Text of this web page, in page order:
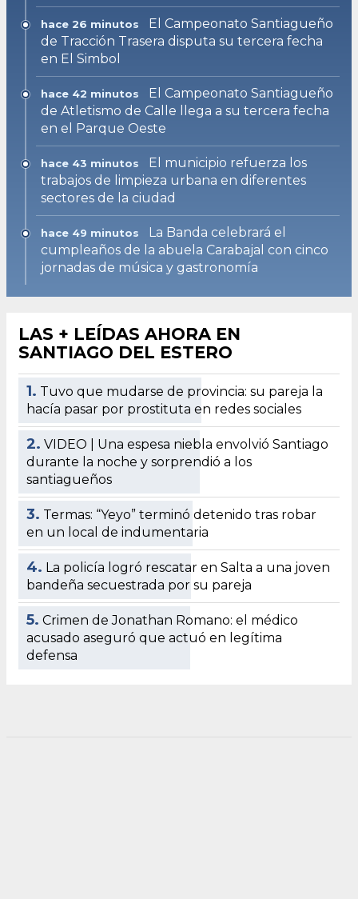
hace 26 minutos
El Campeonato Santiagueño
de Tracción Trasera disputa su tercera fecha
en El Simbol
hace 42 minutos
El Campeonato Santiagueño
de Atletismo de Calle llega a su tercera fecha
en el Parque Oeste
hace 43 minutos
El municipio refuerza los
trabajos de limpieza urbana en diferentes
sectores de la ciudad
hace 49 minutos
La Banda celebrará el
cumpleaños de la abuela Carabajal con cinco
jornadas de música y gastronomía
LAS + LEÍDAS AHORA EN
SANTIAGO DEL ESTERO
1. Tuvo que mudarse de provincia: su pareja la
hacía pasar por prostituta en redes sociales
2. VIDEO | Una espesa niebla envolvió Santiago
durante la noche y sorprendió a los
santiagueños
3. Termas: “Yeyo” terminó detenido tras robar
en un local de indumentaria
4. La policía logró rescatar en Salta a una joven
bandeña secuestrada por su pareja
5. Crimen de Jonathan Romano: el médico
acusado aseguró que actuó en legítima
defensa